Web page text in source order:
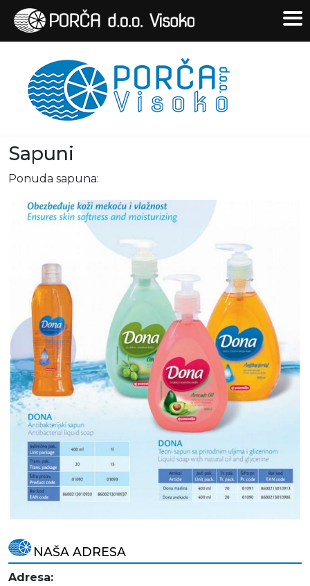
Sapuni
Ponuda sapuna:
NAŠA ADRESA
Adresa: